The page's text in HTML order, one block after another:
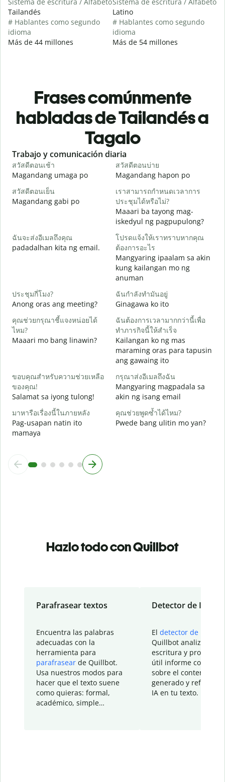
Tailandés
# Hablantes como segundo
idioma
Más de 44 millones
Latino
# Hablantes como segundo
idioma
Más de 54 millones
Frases comúnmente
habladas de Tailandés a
Tagalo
Slide 1 of 6
Trabajo y comunicación diaria
สวัสดีตอนเช้า
Magandang umaga po
สวัสดีตอนบ่าย
Magandang hapon po
สวัสดีตอนเย็น
Magandang gabi po
เราสามารถกำหนดเวลาการ
ประชุมได้หรือไม่?
Maaari ba tayong mag-
iskedyul ng pagpupulong?
ฉันจะส่งอีเมลถึงคุณ
padadalhan kita ng email.
โปรดแจ้งให้เราทราบหากคุณ
ต้องการอะไร
Mangyaring ipaalam sa akin
kung kailangan mo ng
anuman
ประชุมกี่โมง?
Anong oras ang meeting?
ฉันกำลังทำมันอยู่
Ginagawa ko ito
คุณช่วยกรุณาชี้แจงหน่อยได้
ไหม?
Maaari mo bang linawin?
ฉันต้องการเวลามากกว่านี้เพื่อ
ทำภารกิจนี้ให้สำเร็จ
Kailangan ko ng mas
maraming oras para tapusin
ang gawaing ito
ขอบคุณสำหรับความช่วยเหลือ
ของคุณ!
Salamat sa iyong tulong!
กรุณาส่งอีเมลถึงฉัน
Mangyaring magpadala sa
akin ng isang email
มาหารือเรื่องนี้ในภายหลัง
Pag-usapan natin ito
mamaya
คุณช่วยพูดซ้ำได้ไหม?
Pwede bang ulitin mo yan?
Hazlo todo con Quillbot
Parafrasear textos
Encuentra las palabras
adecuadas con la
herramienta para
parafrasear de Quillbot.
Usa nuestros modos para
hacer que el texto suene
como quieras: formal,
académico, simple…
Detector de IA
El detector de IA
Quillbot analiza tu
escritura y
útil informe con
sobre el contenido
generado y refinado
IA en tu texto.